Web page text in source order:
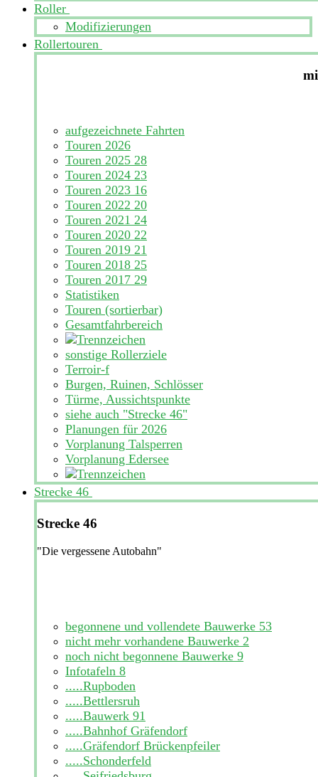
Roller
Modifizierungen
Rollertouren
aufgezeichnete Fahrten
Touren 2026
Touren 2025 28
Touren 2024 23
Touren 2023 16
Touren 2022 20
Touren 2021 24
Touren 2020 22
Touren 2019 21
Touren 2018 25
Touren 2017 29
Statistiken
Touren (sortierbar)
Gesamtfahrbereich
sonstige Rollerziele
Terroir-f
Burgen, Ruinen, Schlösser
Türme, Aussichtspunkte
siehe auch "Strecke 46"
Planungen für 2026
Vorplanung Talsperren
Vorplanung Edersee
Strecke 46
Strecke 46
"Die vergessene Autobahn"
begonnene und vollendete Bauwerke 53
nicht mehr vorhandene Bauwerke 2
noch nicht begonnene Bauwerke 9
Infotafeln 8
.....Rupboden
.....Bettlersruh
.....Bauwerk 91
.....Bahnhof Gräfendorf
.....Gräfendorf Brückenpfeiler
.....Schonderfeld